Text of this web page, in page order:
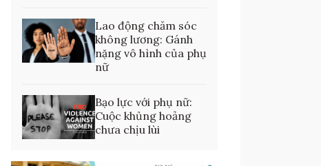
Lao động chăm sóc
không lương: Gánh
nặng vô hình của phụ
nữ
Bạo lực với phụ nữ:
Cuộc khủng hoảng
chưa chịu lùi